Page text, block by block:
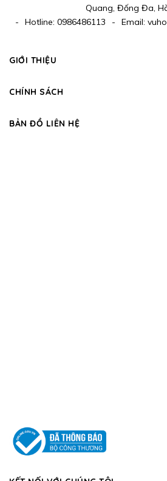
Quang, Đống Đa,
-
Hotline: 0986486113 - Email:
GIỚI THIỆU
CHÍNH SÁCH
BẢN ĐỒ LIÊN HỆ